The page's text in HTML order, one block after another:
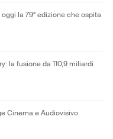
la 79ª edizione che ospita
la fusione da 110,9 miliardi
Cinema e Audiovisivo